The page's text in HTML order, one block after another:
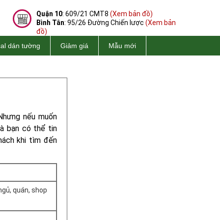
Quận 10: 609/21 CMT8 (Xem bản đồ)
Bình Tân: 95/26 Đường Chiến lược (Xem bản
đồ)
dán tường
Giảm giá Mẫu mới
nếu muốn
bạn có thể tin
khi tìm đến
quán, shop